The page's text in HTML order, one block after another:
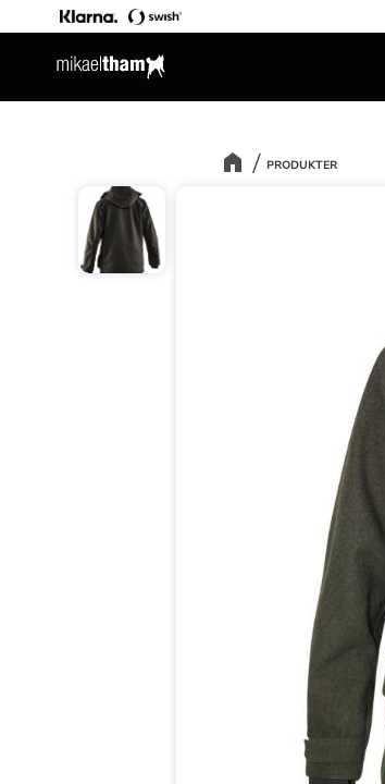
PRODUKTER